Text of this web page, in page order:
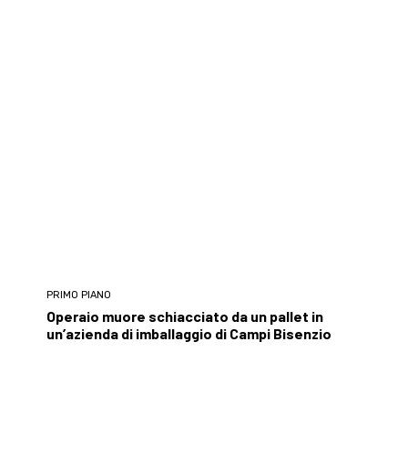
PRIMO PIANO
Operaio muore schiacciato da un pallet in
un’azienda di imballaggio di Campi Bisenzio